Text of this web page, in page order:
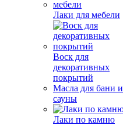
Лаки для мебели
Воск для
декоративных
покрытий
Масла для бани и
сауны
Лаки по камню